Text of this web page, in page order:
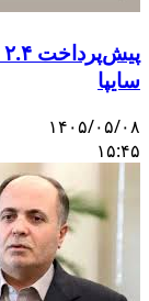
سایپا
۱۴۰۵/۰۵/۰۸
۱۵:۴۵